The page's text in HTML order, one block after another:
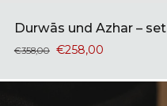
Durwās und Azhar – set
€358,00 €258,00